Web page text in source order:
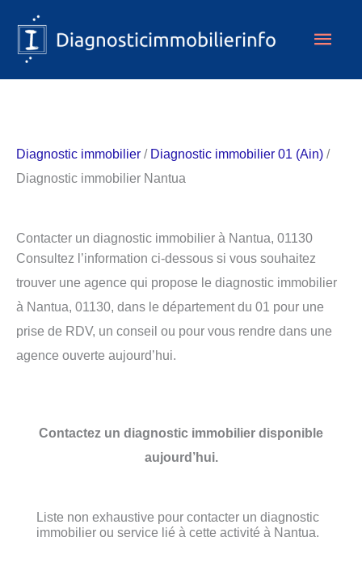
contenu
Diagnostic immobilier / Diagnostic immobilier 01 (Ain) /
Diagnostic immobilier Nantua
Contacter un diagnostic immobilier à Nantua, 01130
Consultez l’information ci-dessous si vous souhaitez
trouver une agence qui propose le diagnostic immobilier
à Nantua, 01130, dans le département du 01 pour une
prise de RDV, un conseil ou pour vous rendre dans une
agence ouverte aujourd’hui.
Contactez un diagnostic immobilier disponible
aujourd’hui.
Liste non exhaustive pour contacter un diagnostic
immobilier ou service lié à cette activité à Nantua.